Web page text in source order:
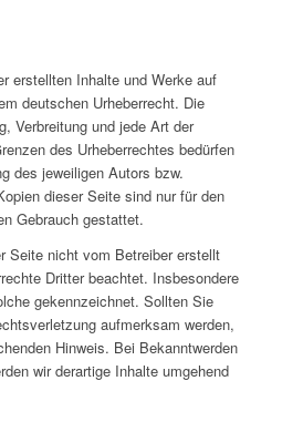
erstellten Inhalte und Werke auf
deutschen Urheberrecht. Die
Verbreitung und jede Art der
des Urheberrechtes bedürfen
des jeweiligen Autors bzw.
dieser Seite sind nur für den
Gebrauch gestattet.
Seite nicht vom Betreiber erstellt
Dritter beachtet. Insbesondere
gekennzeichnet. Sollten Sie
aufmerksam werden,
Hinweis. Bei Bekanntwerden
wir derartige Inhalte umgehend